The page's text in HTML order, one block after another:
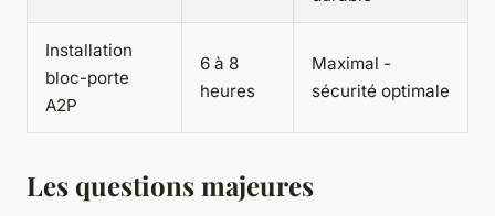
Installation
bloc-porte
A2P
6 à 8
heures
Maximal -
sécurité optimale
Les questions majeures